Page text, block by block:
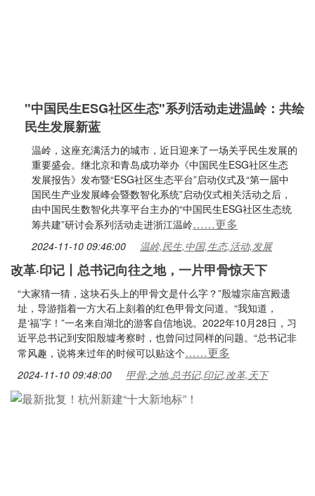
"中国民生ESG社区生态"系列活动走进温岭：共绘
民生发展新蓝
温岭，这座充满活力的城市，近日迎来了一场关乎民生发展的
重要盛会。继北京和青岛成功举办《中国民生ESG社区生态
发展报告》发布暨“ESG社区生态平台”启动仪式及“第一届中
国民生产业发展峰会暨数智化系统”启动仪式相关活动之后，
由中国民生数智化共享平台主办的“中国民生ESG社区生态统
筹共建”研讨会系列活动走进浙江温岭……更多
2024-11-10 09:46:00 温岭,民生,中国,生态,活动,发展
改革·印记丨总书记向往之地，一片甲骨惊天下
“大家猜一猜，这块石头上的甲骨文是什么字？”殷墟宗庙宫殿遗
址，导游指着一方大石上刻着的红色甲骨文问道。“我知道，
是‘福’字！”一名来自湖北的游客自信地说。2022年10月28日，习
近平总书记到安阳殷墟考察时，也曾问过同样的问题。“总书记非
常风趣，说将来过年的时候可以贴这个……更多
2024-11-10 09:48:00 甲骨,之地,总书记,印记,改革,天下